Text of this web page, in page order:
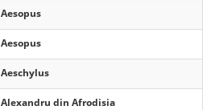
Aesopus
Aesopus
Aeschylus
Alexandru din Afrodisia